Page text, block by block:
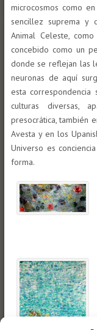
microcosmos como
sencillez suprema y
Animal Celeste,
concebido como un
donde se reflejan las
neuronas de aquí
esta
culturas diversas,
presocrática, también
Avesta y en los
Universo es
forma.